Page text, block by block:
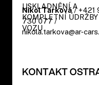
Nikol Tarková/ +421
730 077 /
nikola.tarkova@ar-
KONTAKT
USKLADNĚNÍ A
KOMPLETNÍ ÚDRŽBY
VOZU